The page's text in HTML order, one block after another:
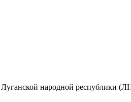
народной республики